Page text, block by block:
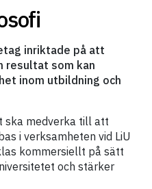
inriktade på att
resultat som kan
inom utbildning och
ska medverka till att
i verksamheten vid LiU
kommersiellt på sätt
och stärker